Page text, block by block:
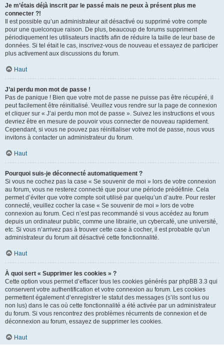
Je m’étais déjà inscrit par le passé mais ne peux à présent plus me
connecter ?!
Il est possible qu’un administrateur ait désactivé ou supprimé votre compte
pour une quelconque raison. De plus, beaucoup de forums suppriment
périodiquement les utilisateurs inactifs afin de réduire la taille de leur base de
données. Si tel était le cas, inscrivez-vous de nouveau et essayez de participer
plus activement aux discussions du forum.
Haut
J’ai perdu mon mot de passe !
Pas de panique ! Bien que votre mot de passe ne puisse pas être récupéré, il
peut facilement être réinitialisé. Veuillez vous rendre sur la page de connexion
et cliquer sur « J’ai perdu mon mot de passe ». Suivez les instructions et vous
devriez être en mesure de pouvoir vous connecter de nouveau rapidement.
Cependant, si vous ne pouvez pas réinitialiser votre mot de passe, nous vous
invitons à contacter un administrateur du forum.
Haut
Pourquoi suis-je déconnecté automatiquement ?
Si vous ne cochez pas la case « Se souvenir de moi » lors de votre connexion
au forum, vous ne resterez connecté que pour une période prédéfinie. Cela
permet d’éviter que votre compte soit utilisé par quelqu’un d’autre. Pour rester
connecté, veuillez cocher la case « Se souvenir de moi » lors de votre
connexion au forum. Ceci n’est pas recommandé si vous accédez au forum
depuis un ordinateur public, comme une librairie, un cybercafé, une université,
etc. Si vous n’arrivez pas à trouver cette case à cocher, il est probable qu’un
administrateur du forum ait désactivé cette fonctionnalité.
Haut
À quoi sert « Supprimer les cookies » ?
Cette option vous permet d’effacer tous les cookies générés par phpBB 3.3 qui
conservent votre authentification et votre connexion au forum. Les cookies
permettent également d’enregistrer le statut des messages (s’ils sont lus ou
non lus) dans le cas où cette fonctionnalité a été activée par un administrateur
du forum. Si vous rencontrez des problèmes récurrents de connexion et de
déconnexion au forum, essayez de supprimer les cookies.
Haut